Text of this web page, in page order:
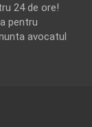
24 de ore!
pentru
avocatul